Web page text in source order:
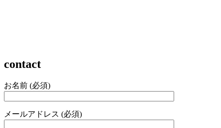
contact
お名前 (必須)
メールアドレス (必須)